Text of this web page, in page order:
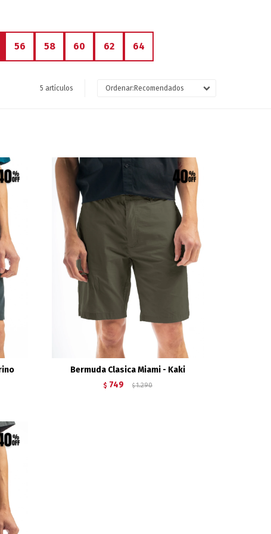
56 58 60 62 64
5 artículos Recomendados
Bermuda Clasica Miami - Kaki
$ 749 $ 1.290